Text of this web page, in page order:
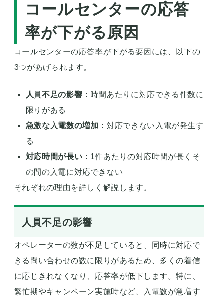
コールセンターの応答
率が下がる原因
コールセンターの応答率が下がる要因には、以下の
3つがあげられます。
人 員不足の影響： 時間あたりに対応できる件数に
限りがある
急激な入電数の増加： 対応できない入電が発生す
る
対応時間が長い： 1件あたりの対応時間が長くそ
の間の入電に対応できない
それぞれの理由を詳しく解説します。
人員不足の影響
オペレーターの数が不足していると、同時に対応で
きる問い合わせの数に限りがあるため、多くの着信
に応じきれなくなり、応答率が低下します。特に、
繁忙期やキャンペーン実施時など、入電数が急増す